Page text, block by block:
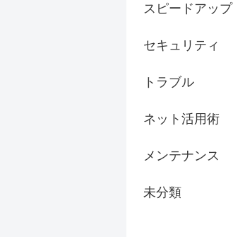
スピードアップ
セキュリティ
トラブル
ネット活用術
メンテナンス
未分類